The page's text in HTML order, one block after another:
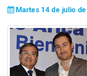
Martes 14 de julio